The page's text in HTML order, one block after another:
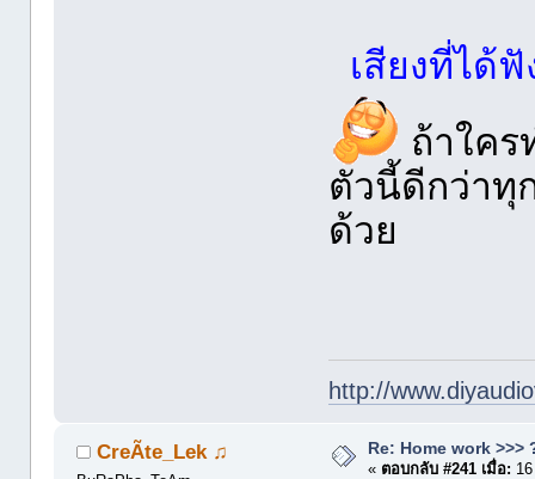
เสียงที่ได้
ถ้าใคร
ตัวนี้ดีกว่าทุ
ด้วย
http://
CreÃte_Lek ♫ Re: Home work >>>
« ตอบกลับ #241 เมื่อ: